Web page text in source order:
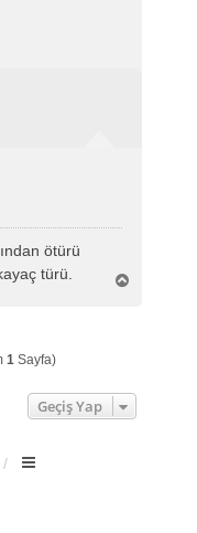
ötürü
türü.
1Sayfa)
Geçiş Yap